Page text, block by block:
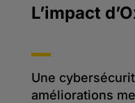
L’impact
Une
améliorations